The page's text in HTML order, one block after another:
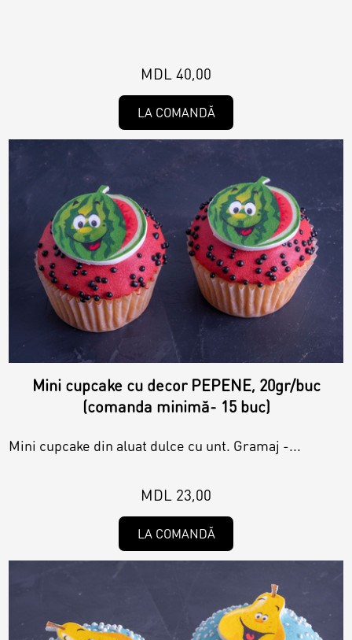
MDL 40,00
LA COMANDĂ
Mini cupcake cu decor PEPENE, 20gr/buc
(comanda minimă- 15 buc)
Mini cupcake din aluat dulce cu unt. Gramaj -...
MDL 23,00
LA COMANDĂ